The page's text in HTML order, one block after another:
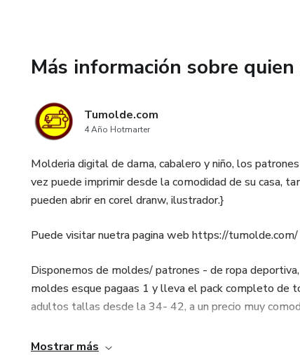
Más información sobre
Tumolde.com
4 Año Hotmarter
Molderia digital de dama, cabalero y niño, los
vez puede imprimir desde la comodidad de su casa,
pueden abrir en corel dranw, ilustrador.}
Puede visitar nuetra pagina web https://tumolde.com/
Disponemos de moldes/ patrones - de ropa
moldes esque pagaas 1 y lleva el pack completo de
adultos tallas desde la 34- 42, a un precio muy
Mostrar más